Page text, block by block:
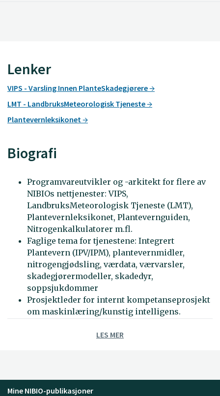
Lenker
VIPS - Varsling Innen PlanteSkadegjørere
LMT - LandbruksMeteorologisk Tjeneste
Plantevernleksikonet
Biografi
Programvareutvikler og -arkitekt for flere av
NIBIOs nettjenester: VIPS,
LandbruksMeteorologisk Tjeneste (LMT),
Plantevernleksikonet, Plantevernguiden,
Nitrogenkalkulatorer m.fl.
Faglige tema for tjenestene: Integrert
Plantevern (IPV/IPM), plantevernmidler,
nitrogengjødsling, værdata, værvarsler,
skadegjørermodeller, skadedyr,
soppsjukdommer
Prosjektleder for internt kompetanseprosjekt
om maskinlæring/kunstig intelligens.
Python, Java, HTML/CSS, JavaScript, Apache,
LES MER
Mine NIBIO-publikasjoner